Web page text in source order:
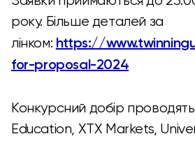
року. Більше деталей за
лінком: https://
for-proposal-2024
Конкурсний добір
Education, XTX Markets,